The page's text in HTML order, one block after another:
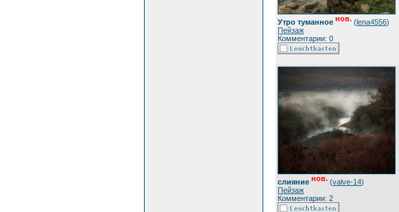
Утро туманное нов. (lena4556)
Пейзаж
Комментарии: 0
слияние нов. (valve-14)
Пейзаж
Комментарии: 2